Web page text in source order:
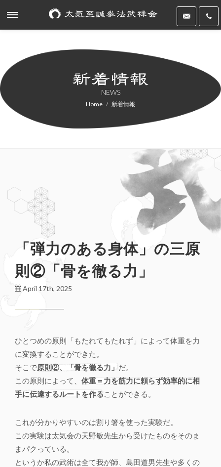
NEWS
Home 新着情報
「弾力のある身体」の三原
則②「骨を徹る力」
April 17th, 2025
ひとつめの原則「もたれてもたれず」によって体重を力
に変換することができた。
そこで原則②、「骨を徹る力」 だ。
この原則によって、 体重＝力を筋力に頼らず効率的に相
手に伝達するルートを作ることができる。
これが分かりやすいのは割り箸を使った実験だ。
この実験は太気会の天野敏先生から受けたものをそのま
まパクっている。
というか私の武術は全て我が師、島田道男先生や多くの